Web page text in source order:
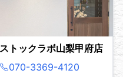
ストックラボ山梨甲府店
070-3369-4120